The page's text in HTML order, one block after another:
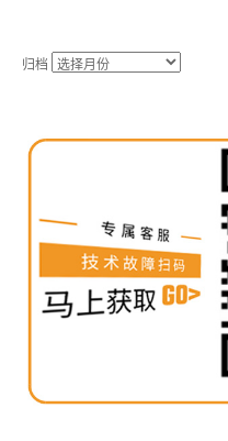
归档